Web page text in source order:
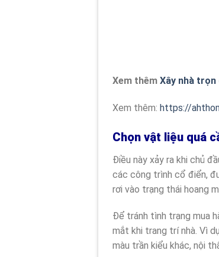
Xem thêmXây nhà trọn
Xem thêm:https://
Chọn vật liệu quá
Điều này xảy ra khi chủ
các công trình cổ điển,
rơi vào trạng thái hoang
Để tránh tình trạng mua
mắt khi trang trí nhà. Vì
màu trần kiểu khác, nội